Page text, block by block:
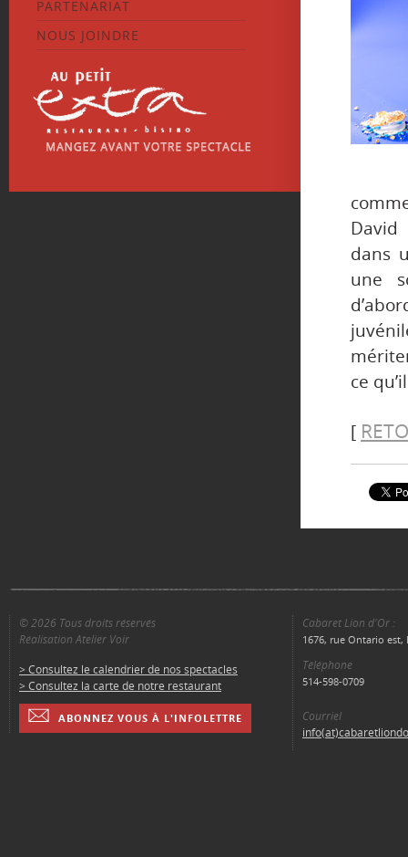
PARTENARIAT
NOUS JOINDRE
David
dans
une
ce
[
© 2026 Tous droits réservés
Réalisation Atelier Voir
> Consultez le calendrier de nos spectacles
> Consultez la carte de notre restaurant
ABONNEZ VOUS À L'INFOLETTRE
Cabaret Lion d'Or :
1676, rue Ontario est,
Téléphone
514-598-0709
Courriel